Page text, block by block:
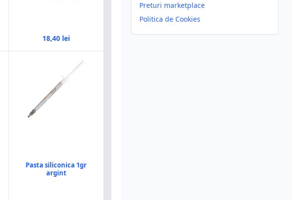
18,40 lei
Pasta siliconica 1gr
argint
Preturi marketplace
Politica de Cookies